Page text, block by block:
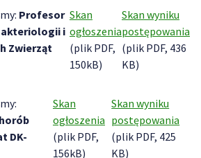
Profesor
i
Zwierząt
Skan
ogłoszenia
(plik PDF,
150kB)
Skan wyniku
postępowania
(plik PDF, 436
KB)
DK-
Skan
ogłoszenia
(plik PDF,
156kB)
Skan wyniku
postępowania
(plik PDF, 425
KB)